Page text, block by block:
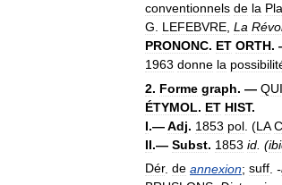
conventionnels de la
G
LEFEBVRE La
PRONONC. ET ORTH.
1963 donne la
2. Forme graph. —
ÉTYMOL. ET HIST.
I.—Adj. 1853 pol . (LA
II.— Subst. 1853 id . (
Dér. de annexion; suff -